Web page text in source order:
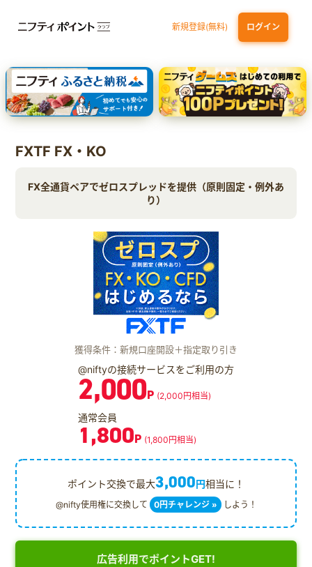
新規登録(無料) ログイン
dカード GOLD 三井住友カード ゴールド（NL）（家族カード発行）
【実質初月無料】DMM | Disney+(ディズニープラス) セットプラン
SBI証券 確定拠出年金（iDeCo）
FXTF FX・KO
FX全通貨ペアでゼロスプレッドを提供（原則固定・例外あ
り）
獲得条件：新規口座開設＋指定取り引き
@niftyの接続サービスをご利用の方
2,000P (2,000円相当)
通常会員
1,800P (1,800円相当)
ポイント交換で最大3,000円相当に！
@nifty使用権に交換して 0円チャレンジ » しよう！
広告利用でポイントGET!